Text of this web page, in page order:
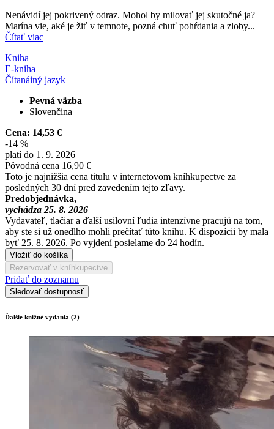
Nenávidí jej pokrivený odraz. Mohol by milovať jej skutočné ja?
Marína vie, aké je žiť v temnote, pozná chuť pohŕdania a zloby...
Čítať viac
Kniha
E-kniha
Čítanáiný jazyk
Pevná väzba
Slovenčina
Cena: 14,53 €
-14 %
platí do 1. 9. 2026
Pôvodná cena 16,90 €
Toto je najnižšia cena titulu v internetovom kníhkupectve za
posledných 30 dní pred zavedením tejto zľavy.
Predobjednávka,
vychádza 25. 8. 2026
Vydavateľ, tlačiar a ďalší usilovní ľudia intenzívne pracujú na tom,
aby ste si už onedlho mohli prečítať túto knihu. K dispozícii by mala
byť 25. 8. 2026. Po vyjdení posielame do 24 hodín.
Vložiť do košíka
Rezervovať v kníhkupectve
Pridať do zoznamu
Sledovať dostupnosť
Ďalšie knižné vydania (2)